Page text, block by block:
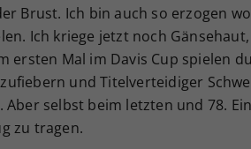
Brust. Ich bin auch so erzogen
Ich kriege jetzt noch
ersten Mal im Davis Cup spielen
und Titelverteidiger
Aber selbst beim letzten und 78.
zu tragen.